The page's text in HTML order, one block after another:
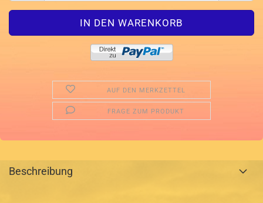
AUF DEN MERKZETTEL
FRAGE ZUM PRODUKT
Beschreibung